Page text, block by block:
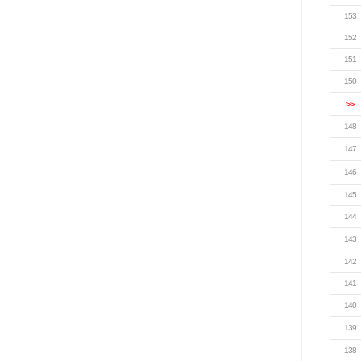
153
152
151
150
>>
148
147
146
145
144
143
142
141
140
139
138